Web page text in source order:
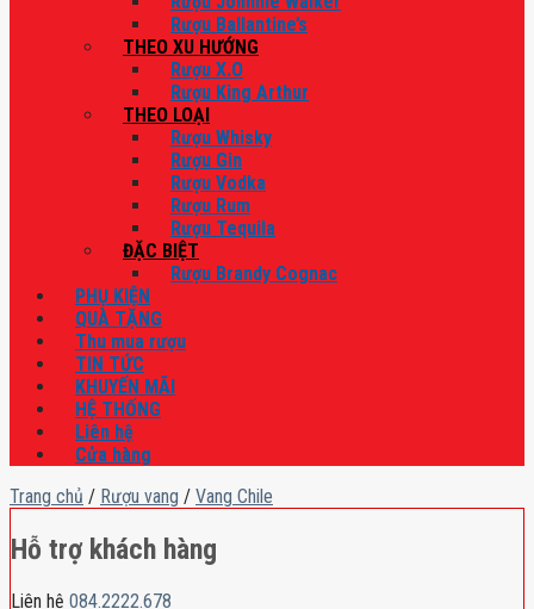
Rượu Ballantine’s
THEO XU HƯỚNG
Rượu X.O
Rượu King Arthur
THEO LOẠI
Rượu Whisky
Rượu Gin
Rượu Vodka
Rượu Rum
Rượu Tequila
ĐẶC BIỆT
Rượu Brandy Cognac
PHỤ KIỆN
QUÀ TẶNG
Thu mua rượu
TIN TỨC
KHUYẾN MÃI
HỆ THỐNG
Liên hệ
Cửa hàng
Trang chủ / Rượu vang / Vang Chile
Hỗ trợ khách hàng
Liên hệ 084.2222.678